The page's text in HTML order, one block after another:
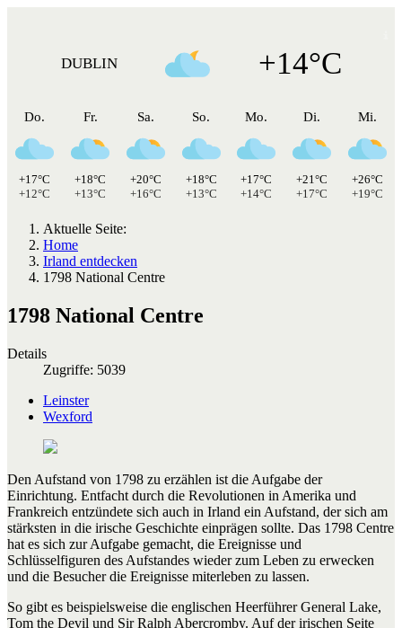
DUBLIN +14°C
Do.
+17°C
+12°C
Fr.
+18°C
+13°C
Sa.
+20°C
+16°C
So.
+18°C
+13°C
Mo.
+17°C
+14°C
Di.
+21°C
+17°C
Mi.
+26°C
+19°C
Aktuelle Seite:
Home
Irland entdecken
1798 National Centre
1798 National Centre
Details
Zugriffe: 5039
Leinster
Wexford
Den Aufstand von 1798 zu erzählen ist die Aufgabe der
Einrichtung. Entfacht durch die Revolutionen in Amerika und
Frankreich entzündete sich auch in Irland ein Aufstand, der sich am
stärksten in die irische Geschichte einprägen sollte. Das 1798 Centre
hat es sich zur Aufgabe gemacht, die Ereignisse und
Schlüsselfiguren des Aufstandes wieder zum Leben zu erwecken
und die Besucher die Ereignisse miterleben zu lassen.
So gibt es beispielsweise die englischen Heerführer General Lake,
Tom the Devil und Sir Ralph Abercromby. Auf der irischen Seite